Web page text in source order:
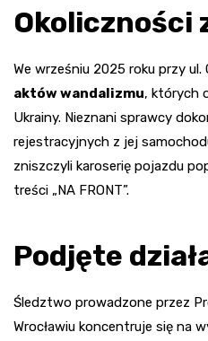
Okoliczności
We wrześniu 2025 roku przy ul.
aktów wandalizmu, których
Ukrainy. Nieznani sprawcy
rejestracyjnych z jej
zniszczyli karoserię pojazdu
treści „NA FRONT”.
Podjęte
Śledztwo prowadzone przez
Wrocławiu koncentruje się na